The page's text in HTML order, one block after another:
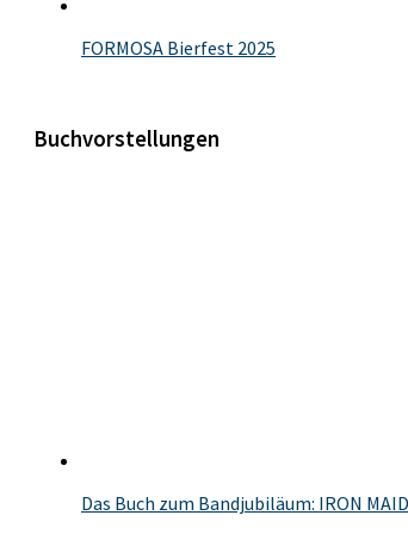
FORMOSA Bierfest 2025
Buchvorstellungen
Das Buch zum Bandjubiläum: IRON